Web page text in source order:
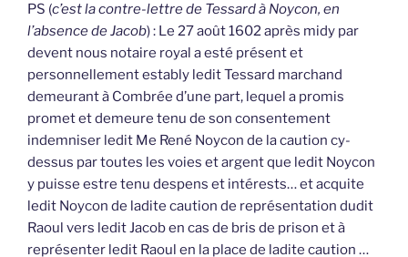
PS (c’est la contre-lettre de Tessard à Noycon, en
l’absence de Jacob) : Le 27 août 1602 après midy par
devent nous notaire royal a esté présent et
personnellement estably ledit Tessard marchand
demeurant à Combrée d’une part, lequel a promis
promet et demeure tenu de son consentement
indemniser ledit Me René Noycon de la caution cy-
dessus par toutes les voies et argent que ledit Noycon
y puisse estre tenu despens et intérests… et acquite
ledit Noycon de ladite caution de représentation dudit
Raoul vers ledit Jacob en cas de bris de prison et à
représenter ledit Raoul en la place de ladite caution …